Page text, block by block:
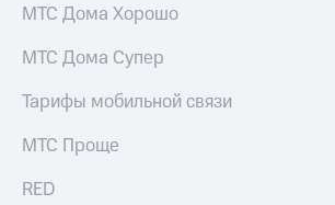
МТС Дома Хорошо
МТС Дома Супер
Тарифы мобильной связи
МТС Проще
RED